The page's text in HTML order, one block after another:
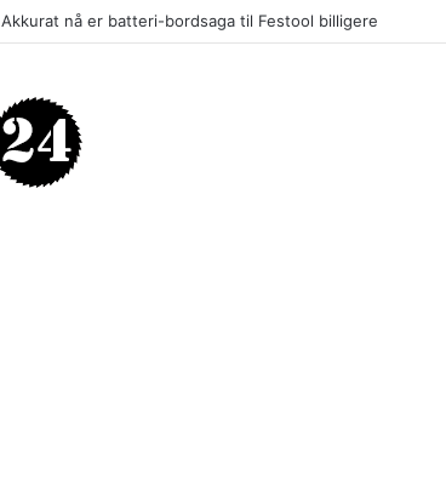
Akkurat nå er batteri-bordsaga til Festool billigere